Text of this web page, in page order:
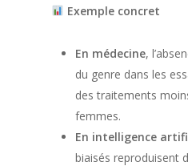
Exemple concret
En médecine,
du genre dans les
des traitements
femmes.
En intelligence
biaisés reproduisent